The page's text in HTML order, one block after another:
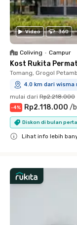
Video 360
Coliving • Campur
Kost Rukita
Tomang, Grogol
4.0 km dari
mulai dari Rp2.218.000
-4% Rp2.118.000 /
Diskon di bulan
Lihat info lebih